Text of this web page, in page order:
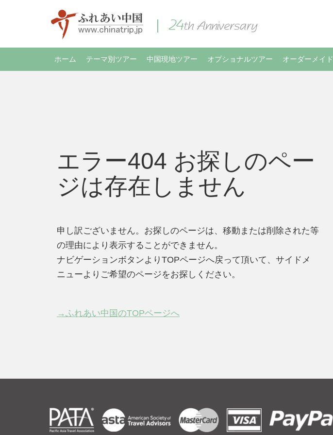
ホーム テーマ別ツアー 中国現地ツアー オプショナルツアー オーダーメイド
エラー404 お探しのペー
ジは存在しません
申し訳ございません。お探しのページは、移動または削除された等
の理由により表示することができません。
ナビゲーションボタンよりTOPページへ戻って頂いて、サイドメ
ニューよりご希望のページをお探しください。
→ふれあい中国のTOPページへ